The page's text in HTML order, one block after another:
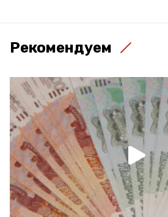
Рекомендуем